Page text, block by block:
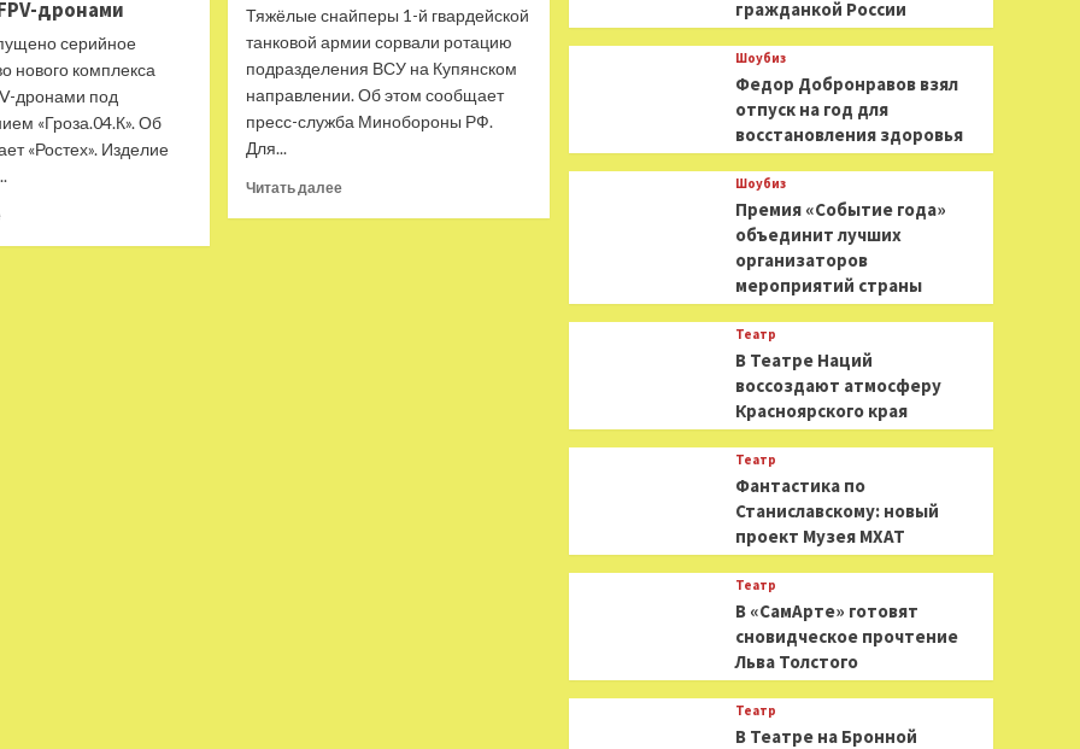
дронами
серийное
нового комплекса
дронами под
«Гроза.04.К». Об
«Ростех». Изделие
Прочитать
Тяжёлые снайперы 1-й гвардейской
танковой армии сорвали ротацию
подразделения ВСУ на Купянском
направлении. Об этом сообщает
пресс-служба Минобороны РФ.
Для...
Читать далееПрочитать
гражданкой России
Шоубиз
Федор Добронравов взял
отпуск на год для
восстановления здоровья
Шоубиз
Премия «Событие года»
объединит лучших
организаторов
мероприятий страны
Театр
В Театре Наций
воссоздают атмосферу
Красноярского края
Театр
Фантастика по
Станиславскому: новый
проект Музея МХАТ
Театр
В «СамАрте» готовят
сновидческое прочтение
Льва Толстого
Театр
В Театре на Бронной